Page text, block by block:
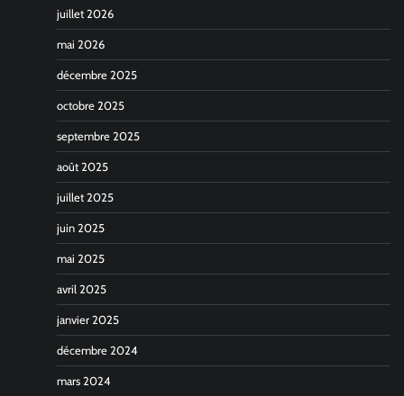
juillet 2026
mai 2026
décembre 2025
octobre 2025
septembre 2025
août 2025
juillet 2025
juin 2025
mai 2025
avril 2025
janvier 2025
décembre 2024
mars 2024